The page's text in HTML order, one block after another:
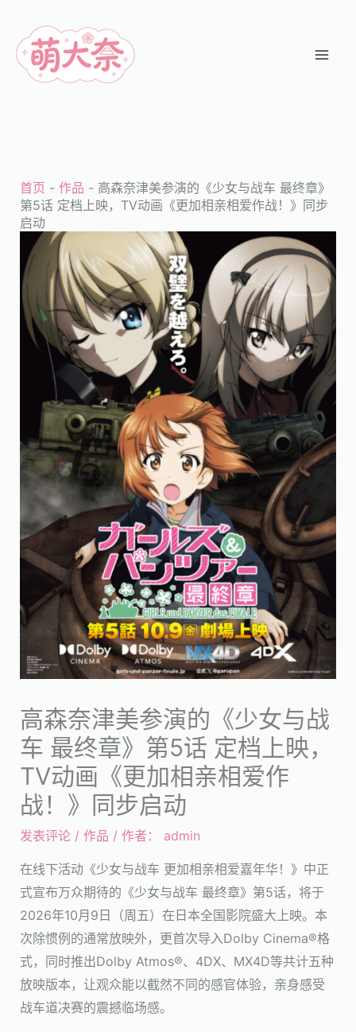
首页 - 作品 - 高森奈津美参演的《少女与战车 最终章》
第5话 定档上映，TV动画《更加相亲相爱作战！》同步
启动
高森奈津美参演的《少女与战
车 最终章》第5话 定档上映，
TV动画《更加相亲相爱作
战！》同步启动
发表评论 / 作品 / 作者： admin
在线下活动《少女与战车 更加相亲相爱嘉年华！》中正
式宣布万众期待的《少女与战车 最终章》第5话，将于
2026年10月9日（周五）在日本全国影院盛大上映。本
次除惯例的通常放映外，更首次导入Dolby Cinema®格
式，同时推出Dolby Atmos®、4DX、MX4D等共计五种
放映版本，让观众能以截然不同的感官体验，亲身感受
战车道决赛的震撼临场感。